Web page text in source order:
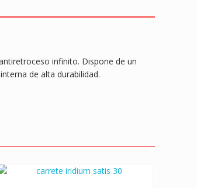
infinito. Dispone de un
de alta durabilidad.